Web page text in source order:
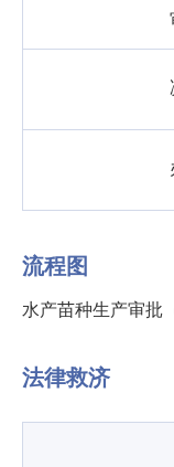
流程图
水产苗种生产审批
法律救济